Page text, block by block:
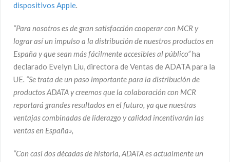
dispositivos Apple.
“Para nosotros es de gran satisfacción cooperar con MCR y
lograr así un impulso a la distribución de nuestros productos en
España y que sean más fácilmente accesibles al público”ha
declarado Evelyn Liu, directora de Ventas de ADATA para la
UE. “Se trata de un paso importante para la distribución de
productos ADATA y creemos que la colaboración con MCR
reportará grandes resultados en el futuro, ya que nuestras
ventajas combinadas de liderazgo y calidad incentivarán las
ventas en España»,
“Con casi dos décadas de historia, ADATA es actualmente un